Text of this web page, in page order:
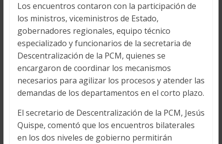
Los encuentros contaron con la participación de
los ministros, viceministros de Estado,
gobernadores regionales, equipo técnico
especializado y funcionarios de la secretaria de
Descentralización de la PCM, quienes se
encargaron de coordinar los mecanismos
necesarios para agilizar los procesos y atender las
demandas de los departamentos en el corto plazo.
El secretario de Descentralización de la PCM, Jesús
Quispe, comentó que los encuentros bilaterales
en los dos niveles de gobierno permitirán